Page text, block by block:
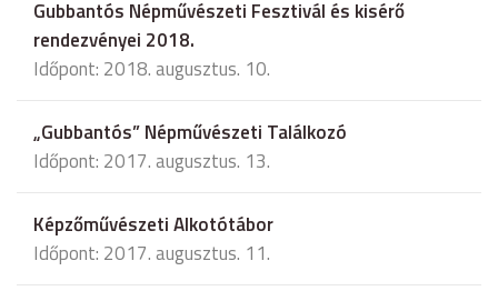
Gubbantós Népművészeti Fesztivál és kisérő
rendezvényei 2018.
Időpont: 2018. augusztus. 10.
„Gubbantós” Népművészeti Találkozó
Időpont: 2017. augusztus. 13.
Képzőművészeti Alkotótábor
Időpont: 2017. augusztus. 11.